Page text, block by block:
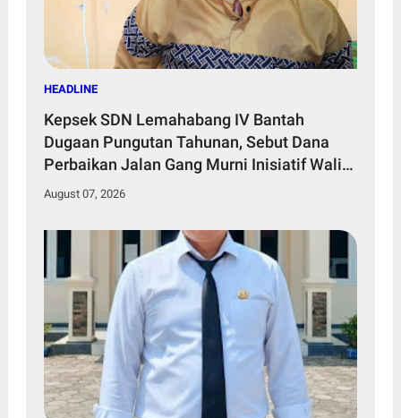
HEADLINE
Kepsek SDN Lemahabang IV Bantah
Dugaan Pungutan Tahunan, Sebut Dana
Perbaikan Jalan Gang Murni Inisiatif Wali
Murid
August 07, 2026